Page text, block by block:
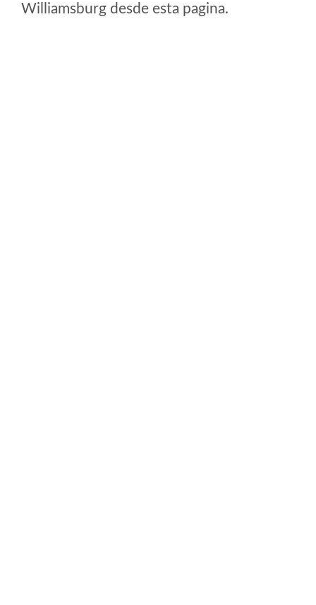
Williamsburg desde esta pagina.